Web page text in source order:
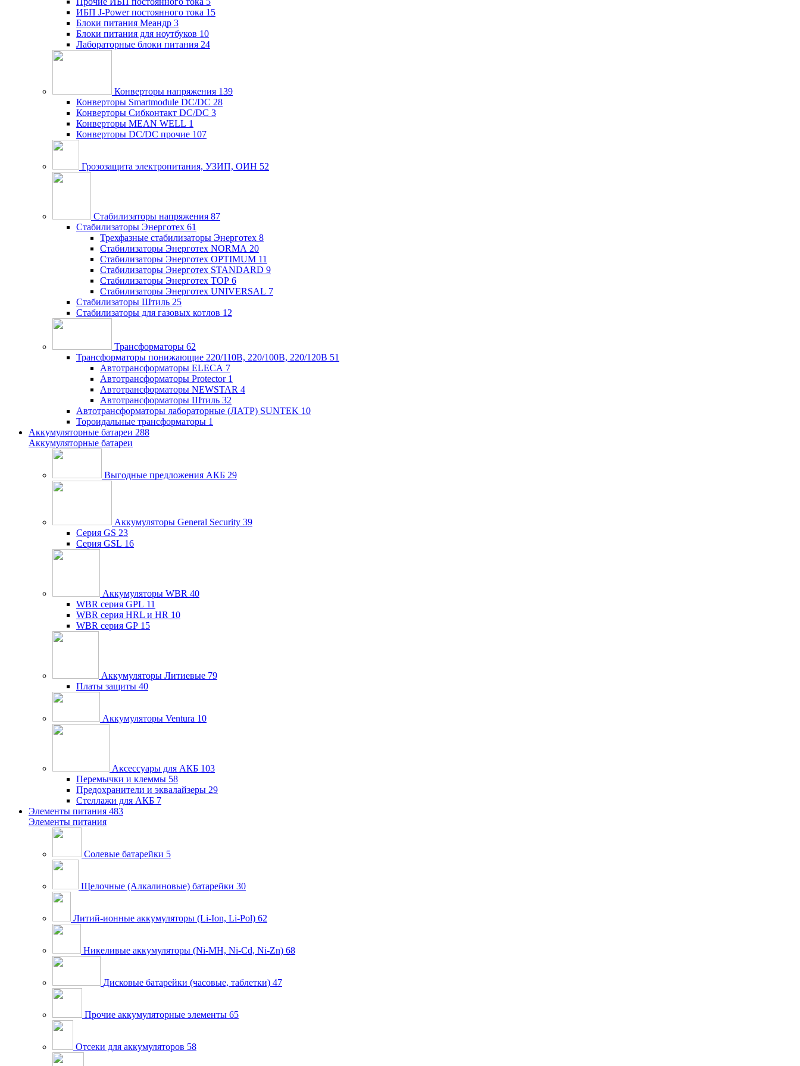
ИБП J-Power постоянного тока 15
Блоки питания Меандр 3
Блоки питания для ноутбуков 10
Лабораторные блоки питания 24
Конверторы напряжения 139
Конверторы Smartmodule DC/DC 28
Конверторы Сибконтакт DC/DC 3
Конверторы MEAN WELL 1
Конверторы DC/DC прочие 107
Грозозащита электропитания, УЗИП, ОИН 52
Стабилизаторы напряжения 87
Стабилизаторы Энерготех 61
Трехфазные стабилизаторы Энерготех 8
Стабилизаторы Энерготех NORMA 20
Стабилизаторы Энерготех OPTIMUM 11
Стабилизаторы Энерготех STANDARD 9
Стабилизаторы Энерготех TOP 6
Стабилизаторы Энерготех UNIVERSAL 7
Стабилизаторы Штиль 25
Стабилизаторы для газовых котлов 12
Трансформаторы 62
Трансформаторы понижающие 220/110В, 220/100В, 220/120В 51
Автотрансформаторы ELECA 7
Автотрансформаторы Protector 1
Автотрансформаторы NEWSTAR 4
Автотрансформаторы Штиль 32
Автотрансформаторы лабораторные (ЛАТР) SUNTEK 10
Тороидальные трансформаторы 1
Аккумуляторные батареи 288
Аккумуляторные батареи
Выгодные предложения АКБ 29
Аккумуляторы General Security 39
Серия GS 23
Серия GSL 16
Аккумуляторы WBR 40
WBR серия GPL 11
WBR серия HRL и HR 10
WBR серия GP 15
Аккумуляторы Литиевые 79
Платы защиты 40
Аккумуляторы Ventura 10
Аксессуары для АКБ 103
Перемычки и клеммы 58
Предохранители и эквалайзеры 29
Стеллажи для АКБ 7
Элементы питания 483
Элементы питания
Солевые батарейки 5
Щелочные (Алкалиновые) батарейки 30
Литий-ионные аккумуляторы (Li-Ion, Li-Pol) 62
Никеливые аккумуляторы (Ni-MH, Ni-Cd, Ni-Zn) 68
Дисковые батарейки (часовые, таблетки) 47
Прочие аккумуляторные элементы 65
Отсеки для аккумуляторов 58